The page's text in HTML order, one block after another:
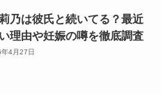
乃は彼氏と続いてる？最近
理由や妊娠の噂を徹底調査
4月27日